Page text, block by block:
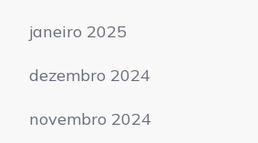
janeiro 2025
dezembro 2024
novembro 2024